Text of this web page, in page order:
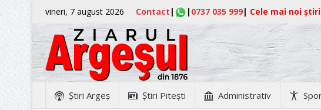
vineri, 7 august 2026 Contact | | 0737 035 999| Cele mai noi
Ştiri Argeş Ştiri Piteşti Administrativ